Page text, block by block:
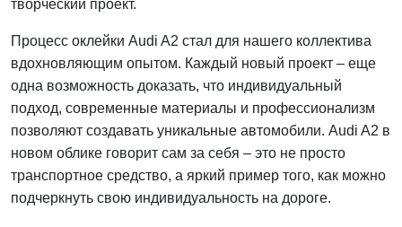
творческий проект.
Процесс оклейки Audi A2 стал для нашего коллектива
вдохновляющим опытом. Каждый новый проект – еще
одна возможность доказать, что индивидуальный
подход, современные материалы и профессионализм
позволяют создавать уникальные автомобили. Audi A2 в
новом облике говорит сам за себя – это не просто
транспортное средство, а яркий пример того, как можно
подчеркнуть свою индивидуальность на дороге.